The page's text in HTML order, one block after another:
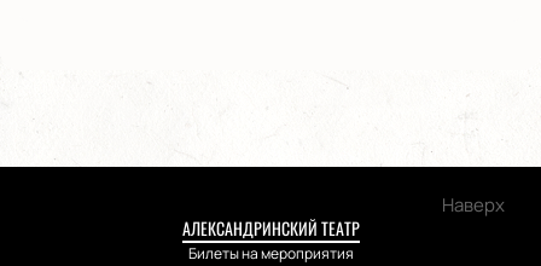
Наверх
АЛЕКСАНДРИНСКИЙ ТЕАТР
Билеты на мероприятия